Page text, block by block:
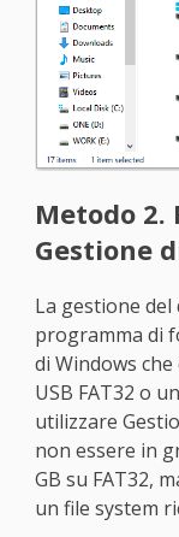
Metodo 2.
Gestione
La gestione
programma di
di Windows
USB FAT32 o
utilizzare
non essere in
GB su FAT32,
un file system